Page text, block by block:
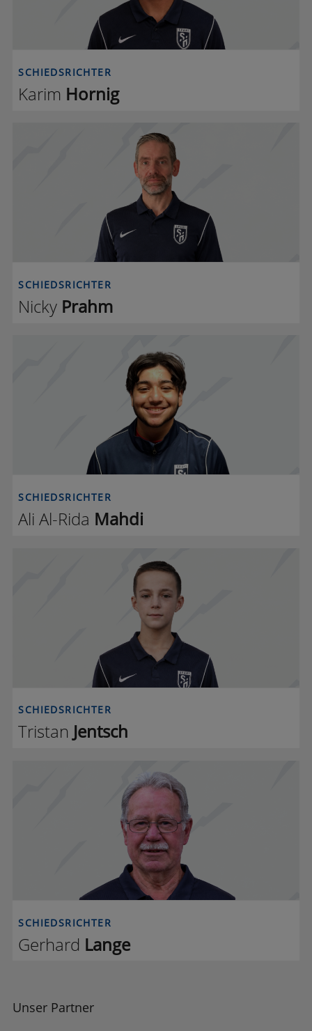
SCHIEDSRICHTER
Karim Hornig
N P
SCHIEDSRICHTER
Nicky Prahm
M
SCHIEDSRICHTER
Ali Al-Rida Mahdi
T J
SCHIEDSRICHTER
Tristan Jentsch
G L
SCHIEDSRICHTER
Gerhard Lange
Unser Partner